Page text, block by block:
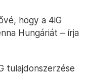
hogy a 4iG
Hungáriát – írja
tulajdonszerzése